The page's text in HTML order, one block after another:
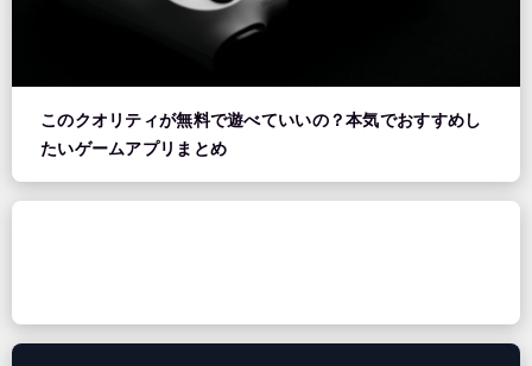
このクオリティが無料で遊べていいの？本気でおすすめし
たいゲームアプリまとめ